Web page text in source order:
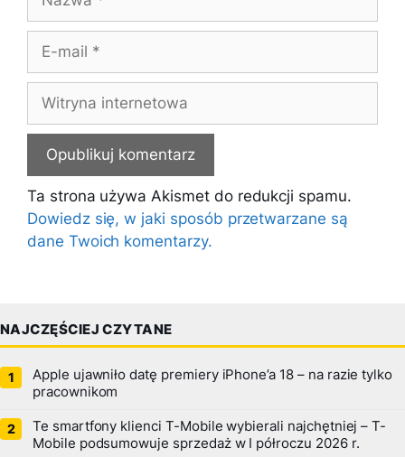
Witryna
internetowa
Ta strona używa Akismet do redukcji spamu.
Dowiedz się, w jaki sposób przetwarzane są
dane Twoich komentarzy.
NAJCZĘŚCIEJ CZYTANE
Apple ujawniło datę premiery iPhone’a 18 – na razie tylko
pracownikom
Te smartfony klienci T-Mobile wybierali najchętniej – T-
Mobile podsumowuje sprzedaż w I półroczu 2026 r.